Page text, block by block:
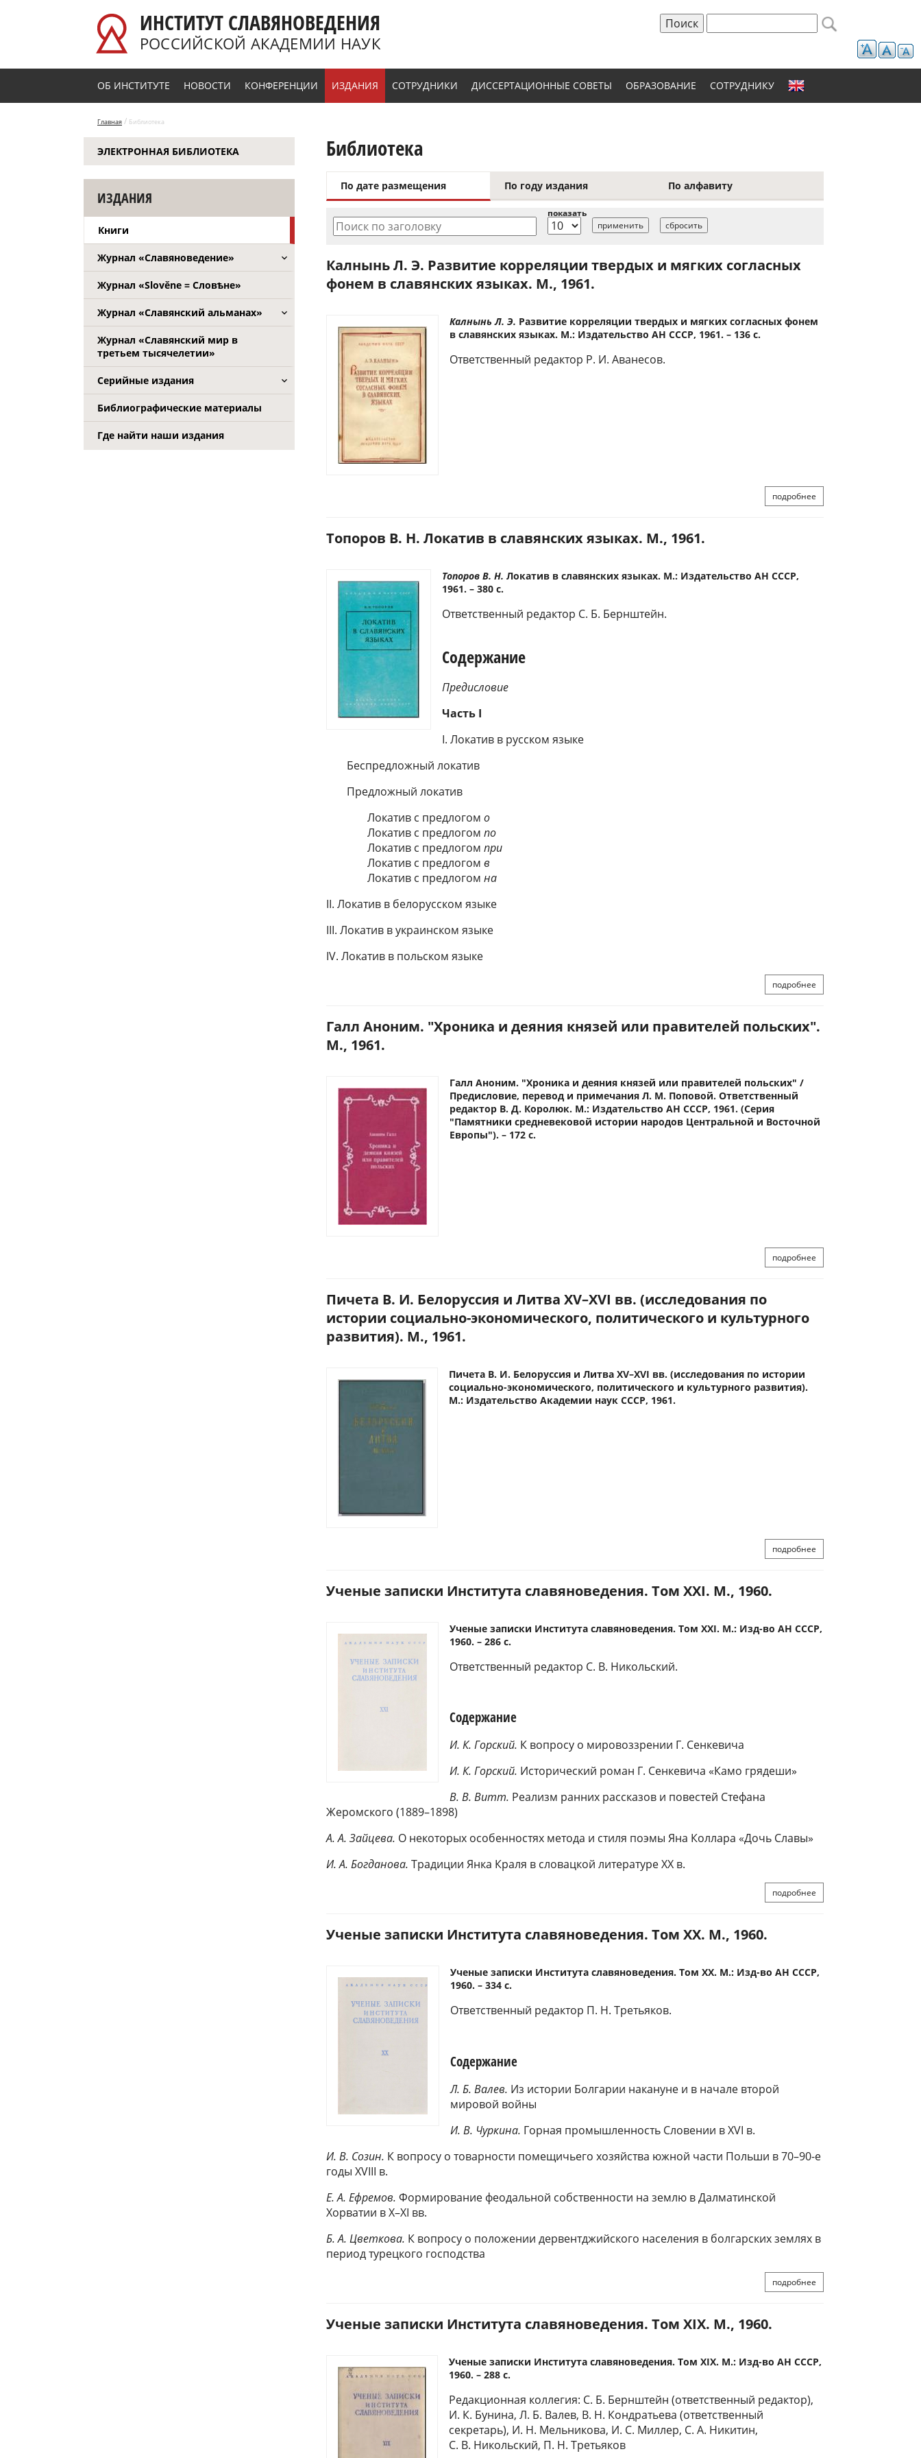
ИНСТИТУТ СЛАВЯНОВЕДЕНИЯ
РОССИЙСКОЙ АКАДЕМИИ НАУК Форма поиска
ОБ ИНСТИТУТЕ НОВОСТИ КОНФЕРЕНЦИИ ИЗДАНИЯ СОТРУДНИКИ ДИССЕРТАЦИОННЫЕ СОВЕТЫ ОБРАЗОВАНИЕ СОТРУДНИКУ
Главная / Библиотека
ЭЛЕКТРОННАЯ БИБЛИОТЕКА
ИЗДАНИЯ
Книги
Журнал «Славяноведение»
Журнал «Slověne = Словѣне»
Журнал «Славянский альманах»
Журнал «Славянский мир в
третьем тысячелетии»
Серийные издания
Библиографические материалы
Где найти наши издания
Библиотека
По дате размещения По году издания По алфавиту
Поиск по заголовку
показать
Калнынь Л. Э. Развитие корреляции твердых и мягких согласных
фонем в славянских языках. М., 1961.
Калнынь Л. Э. Развитие корреляции твердых и мягких согласных фонем
в славянских языках. М.: Издательство АН СССР, 1961. – 136 с.
Ответственный редактор Р. И. Аванесов.
подробнее
Топоров В. Н. Локатив в славянских языках. М., 1961.
Топоров В. Н. Локатив в славянских языках. М.: Издательство АН СССР,
1961. – 380 с.
Ответственный редактор C. Б. Бернштейн.
Содержание
Предисловие
Часть I
I. Локатив в русском языке
Беспредложный локатив
Предложный локатив
Локатив с предлогом о
Локатив с предлогом по
Локатив с предлогом при
Локатив с предлогом в
Локатив с предлогом на
II. Локатив в белорусском языке
III. Локатив в украинском языке
IV. Локатив в польском языке
подробнее
Галл Аноним. "Хроника и деяния князей или правителей польских".
М., 1961.
Галл Аноним. "Хроника и деяния князей или правителей польских" /
Предисловие, перевод и примечания Л. М. Поповой. Ответственный
редактор В. Д. Королюк. М.: Издательство АН СССР, 1961. (Серия
"Памятники средневековой истории народов Центральной и Восточной
Европы"). – 172 с.
подробнее
Пичета В. И. Белоруссия и Литва XV–XVI вв. (исследования по
истории социально-экономического, политического и культурного
развития). М., 1961.
Пичета В. И. Белоруссия и Литва XV–XVI вв. (исследования по истории
социально-экономического, политического и культурного развития).
М.: Издательство Академии наук СССР, 1961.
подробнее
Ученые записки Института славяноведения. Том XXI. М., 1960.
Ученые записки Института славяноведения. Том XXI. М.: Изд-во АН СССР,
1960. – 286 с.
Ответственный редактор C. В. Никольский.
Содержание
И. К. Горский. К вопросу о мировоззрении Г. Сенкевича
И. К. Горский. Исторический роман Г. Сенкевича «Камо грядеши»
В. В. Витт. Реализм ранних рассказов и повестей Стефана
Жеромского (1889–1898)
А. А. Зайцева. О некоторых особенностях метода и стиля поэмы Яна Коллара «Дочь Славы»
И. А. Богданова. Традиции Янка Краля в словацкой литературе XX в.
подробнее
Ученые записки Института славяноведения. Том XX. М., 1960.
Ученые записки Института славяноведения. Том XX. М.: Изд-во АН СССР,
1960. – 334 с.
Ответственный редактор П. Н. Третьяков.
Содержание
Л. Б. Валев. Из истории Болгарии накануне и в начале второй
мировой войны
И. В. Чуркина. Горная промышленность Словении в XVI в.
И. В. Созин. К вопросу о товарности помещичьего хозяйства южной части Польши в 70–90-е
годы XVIII в.
Е. А. Ефремов. Формирование феодальной собственности на землю в Далматинской
Хорватии в X–XI вв.
Б. А. Цветкова. К вопросу о положении дервентджийского населения в болгарских землях в
период турецкого господства
подробнее
Ученые записки Института славяноведения. Том XIX. М., 1960.
Ученые записки Института славяноведения. Том XIX. М.: Изд-во АН СССР,
1960. – 288 с.
Редакционная коллегия: С. Б. Бернштейн (ответственный редактор),
И. К. Бунина, Л. Б. Валев, В. Н. Кондратьева (ответственный
секретарь), И. Н. Мельникова, И. С. Миллер, С. А. Никитин,
С. В. Никольский, П. Н. Третьяков